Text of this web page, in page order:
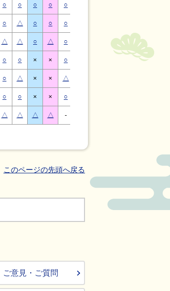
○ ○ ○ ○ ○
○ △ ○ ○ ○
△ △ ○ △ ○ △ △ ○
○ ○ × × ○ ×
○ △ × × △
○ ○ × × ○
△ △ △ △ -
このページの先頭へ戻る
ご意見・ご質問